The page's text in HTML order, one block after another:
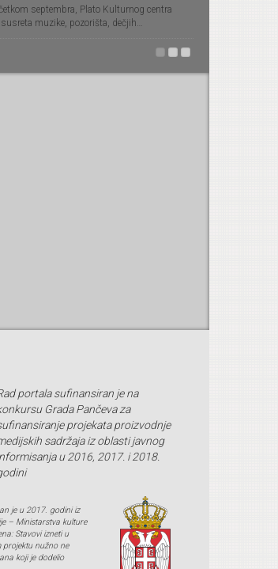
septembra, Plato Kulturnog centra
muzike, pozorišta, dečjih…
portala sufinansiran je na
Grada Pančeva za
projekata proizvodnje
sadržaja iz oblasti javnog
u 2016, 2017. i 2018.
je u 2017. godini iz
– Ministarstva kulture
Stavovi izneti u
projektu nužno ne
koji je dodelio